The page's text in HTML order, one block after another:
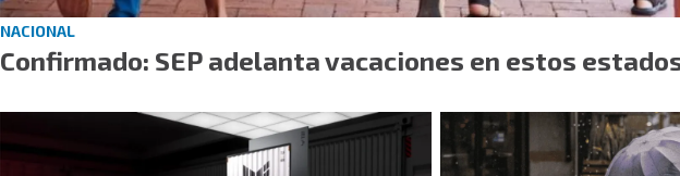
NACIONAL
Confirmado: SEP adelanta vacaciones en estos